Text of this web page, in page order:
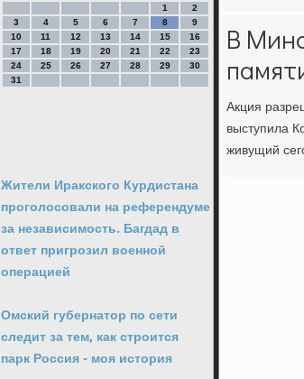
1
2
3
4 5 6 7 8
9
10
11 12 13 14 15
16
17
18 19 20 21 22
23
24
25 26 27 28 29
30
31
Жители Иракского Курдистана
проголосовали на референдуме
за независимость. Багдад в
ответ пригрозил военной
операцией
Омский губернатор по сети
следит за тем, как строится
парк Россия - моя история
В
Акция
выступила
живущий